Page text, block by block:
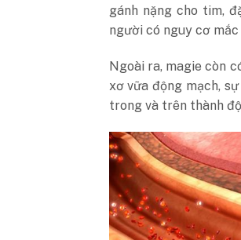
gánh nặng cho tim,
người có nguy cơ
Ngoài ra, magie còn
xơ vữa động mạch,
trong và trên thành